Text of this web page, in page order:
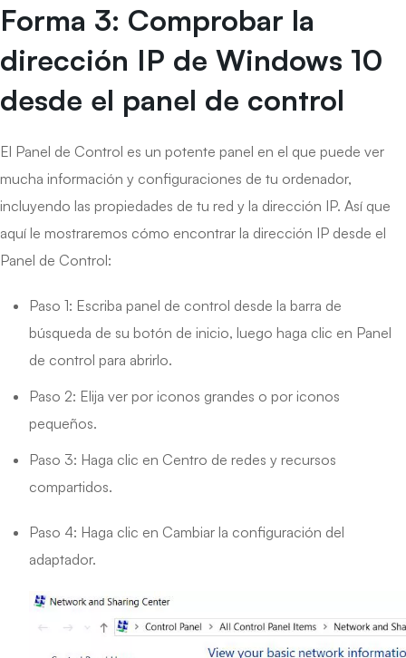
Forma 3: Comprobar la
dirección IP de Windows 10
desde el panel de control
El Panel de Control es un potente panel en el que puede ver
mucha información y configuraciones de tu ordenador,
incluyendo las propiedades de tu red y la dirección IP. Así que
aquí le mostraremos cómo encontrar la dirección IP desde el
Panel de Control:
Paso 1: Escriba panel de control desde la barra de
búsqueda de su botón de inicio, luego haga clic en Panel
de control para abrirlo.
Paso 2: Elija ver por iconos grandes o por iconos
pequeños.
Paso 3: Haga clic en Centro de redes y recursos
compartidos.
Paso 4: Haga clic en Cambiar la configuración del
adaptador.